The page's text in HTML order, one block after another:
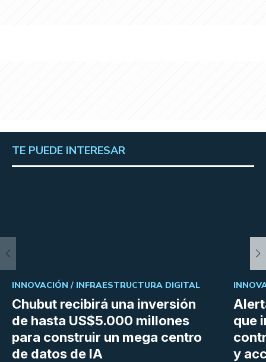
TE PUEDE INTERESAR
Chubut recibirá una inversión
de hasta US$5.000 millones
para construir un mega centro
de datos de IA
INNOVACIÓN / INFRAESTRUCTURA DIGITAL
que
y